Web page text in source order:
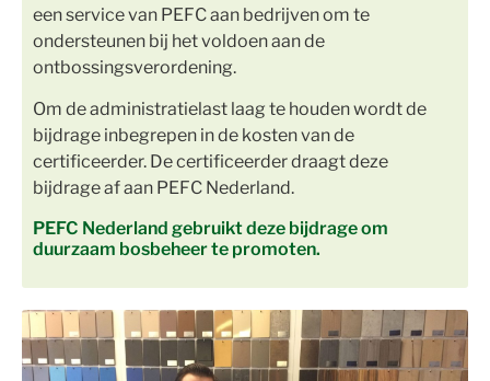
een service van PEFC aan bedrijven om te
ondersteunen bij het voldoen aan de
ontbossingsverordening.
Om de administratielast laag te houden wordt de
bijdrage inbegrepen in de kosten van de
certificeerder. De certificeerder draagt deze
bijdrage af aan PEFC Nederland.
PEFC Nederland gebruikt deze bijdrage om
duurzaam bosbeheer te promoten.